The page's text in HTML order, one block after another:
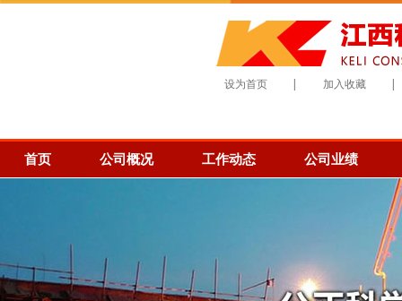
设为首页 | 加入收藏 |
首页 公司概况 工作动态 公司业绩